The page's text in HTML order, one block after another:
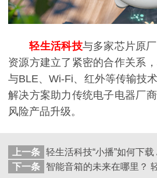
轻生活科技与多家芯片原
资源方建立了紧密的合作关系
与BLE、Wi-Fi、红外等传输技
解决方案助力传统电子电器厂
风险产品升级。
上一条
下一条